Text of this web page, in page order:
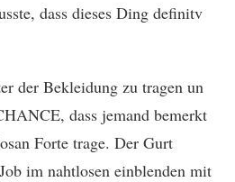
dass dieses Ding definitv
der Bekleidung zu tragen un
dass jemand bemerkt
Forte trage. Der Gurt
im nahtlosen einblenden mit